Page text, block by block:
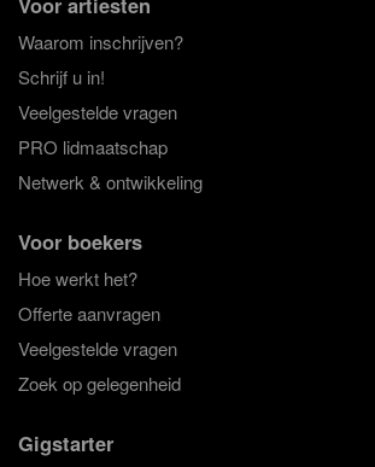
muziek de ideale balans tussen
stijlen. Indien men niet op zoek is naar pure
stijlen de beste optie.
Pop & Cover bands.
juiste keuze voor een borrel of feestje in
muziek werkt voor zowel de nauwlettende
persoon die liever even gaat kletsen. Op
eigen werk boeken. De Coverband is de
boeken voor een feest waar meegezongen
moet worden. Hoewel bands die eigen
ook dansbare muziek hebben, zijn deze
om naar te luisteren. Pop bands die eigen
neigen vaak naar de lichte muziek in dat ze
vormen tussen verschillende muziek stijlen
muziek is gepast om te boeken voor
Waarom inschrijven?
Schrijf u in!
Veelgestelde vragen
PRO lidmaatschap
Netwerk & ontwikkeling
Voor boekers
Hoe werkt het?
Offerte aanvragen
Veelgestelde vragen
Zoek op gelegenheid
Gigstarter